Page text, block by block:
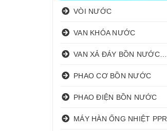
VÒI NƯỚC
VAN KHÓA NƯỚC
VAN XẢ ĐÁY BỒN NƯỚC INOX
PHAO CƠ BỒN NƯỚC
PHAO ĐIỆN BỒN NƯỚC
MÁY HÀN ỐNG NHIỆT PPR